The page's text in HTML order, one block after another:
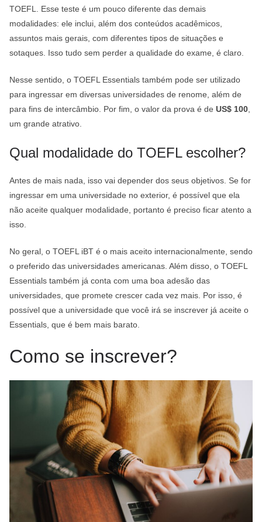
TOEFL. Esse teste é um pouco diferente das demais
modalidades: ele inclui, além dos conteúdos acadêmicos,
assuntos mais gerais, com diferentes tipos de situações e
sotaques. Isso tudo sem perder a qualidade do exame, é claro.
Nesse sentido, o TOEFL Essentials também pode ser utilizado
para ingressar em diversas universidades de renome, além de
para fins de intercâmbio. Por fim, o valor da prova é de US$ 100,
um grande atrativo.
Qual modalidade do TOEFL escolher?
Antes de mais nada, isso vai depender dos seus objetivos. Se for
ingressar em uma universidade no exterior, é possível que ela
não aceite qualquer modalidade, portanto é preciso ficar atento a
isso.
No geral, o TOEFL iBT é o mais aceito internacionalmente, sendo
o preferido das universidades americanas. Além disso, o TOEFL
Essentials também já conta com uma boa adesão das
universidades, que promete crescer cada vez mais. Por isso, é
possível que a universidade que você irá se inscrever já aceite o
Essentials, que é bem mais barato.
Como se inscrever?